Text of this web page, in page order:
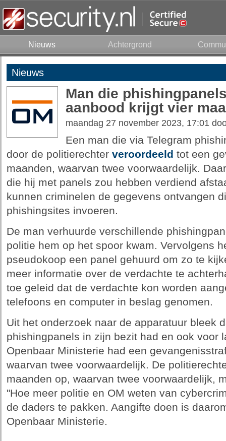
Nieuws Achtergrond
Nieuws
Man die
aanbood krijgt vier
maandag 27 november 2023, 17:01
Een man die via Telegram
door de politierechter veroordeeld tot een
maanden, waarvan twee voorwaardelijk.
die hij met panels zou hebben verdiend
kunnen criminelen de gegevens ontvangen
phishingsites invoeren.
De man verhuurde verschillende
politie hem op het spoor kwam. Vervolgens
pseudokoop een panel gehuurd om zo te
meer informatie over de verdachte te
toe geleid dat de verdachte kon worden
telefoons en computer in beslag genomen.
Uit het onderzoek naar de apparatuur bleek
phishingpanels in zijn bezit had en ook voor
Openbaar Ministerie had een
waarvan twee voorwaardelijk. De
maanden op, waarvan twee voorwaardelijk,
"Hoe meer politie en OM weten van
de daders te pakken. Aangifte doen is
Openbaar Ministerie.